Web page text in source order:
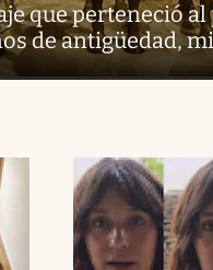
que perteneció
de antigüedad,